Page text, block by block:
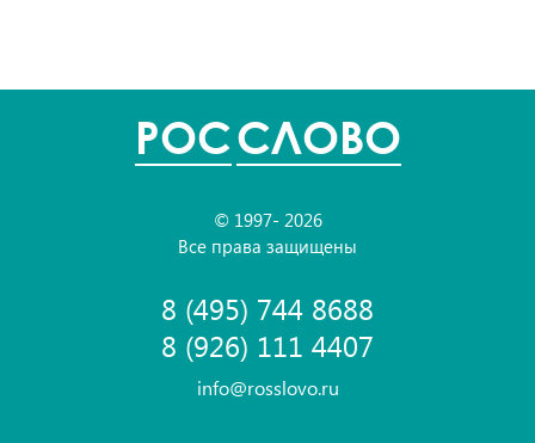
POCСЛОВО
© 1997- 2026
Все права защищены
8 (495) 744 8688
8 (926) 111 4407
info@rosslovo.ru